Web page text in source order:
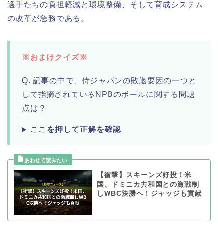
選手たちの負担軽減と環境整備、そして育成システム
の改革が急務である。
※おまけクイズ※
Q. 記事の中で、侍ジャパンの敗退要因の一つと
して指摘されているNPBのボールに関する問題
点は？
ここを押して正解を確認
【衝撃】スキーンズ好投！米
国、ドミニカ共和国との激戦制
しWBC決勝へ！ジャッジも貢献